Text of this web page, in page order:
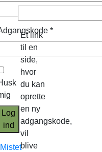
*
Log
ind
Mistet
Et link
til en
side,
hvor
du kan
oprette
en ny
adgangskode,
vil
blive